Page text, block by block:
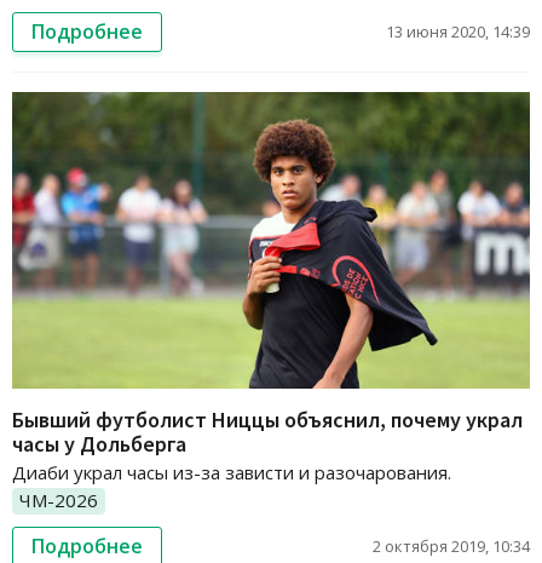
Подробнее 13 июня 2020, 14:39
Бывший футболист Ниццы объяснил, почему украл
часы у Дольберга
Диаби украл часы из-за зависти и разочарования.
ЧМ-2026
Подробнее 2 октября 2019, 10:34